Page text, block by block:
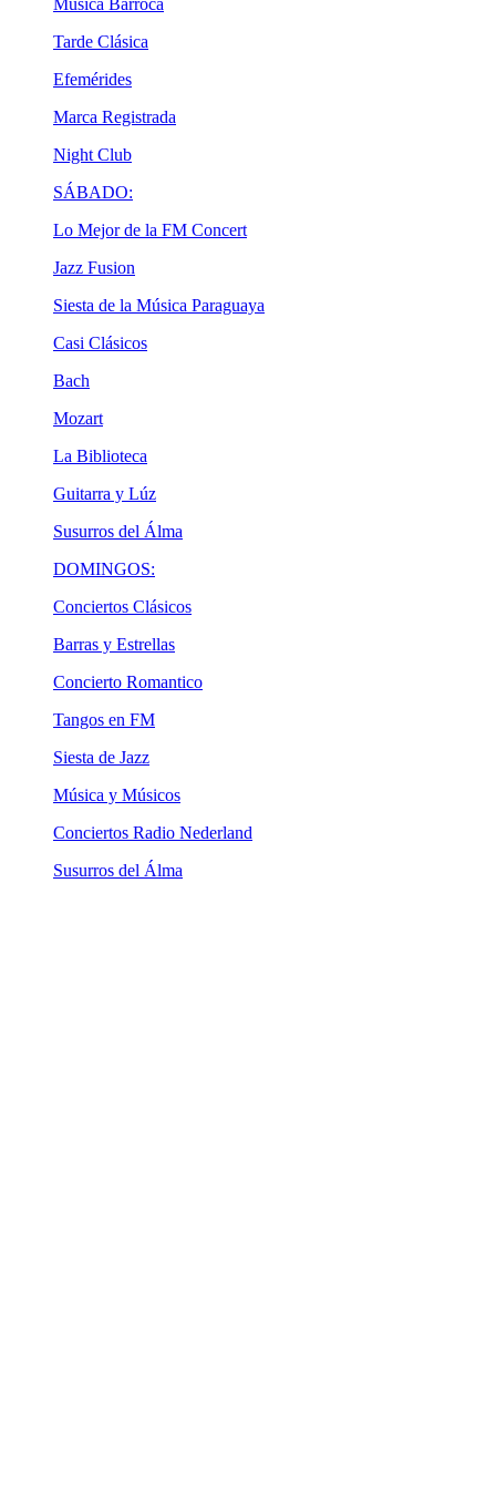
Música Barroca
Tarde Clásica
Efemérides
Marca Registrada
Night Club
SÁBADO:
Lo Mejor de la FM Concert
Jazz Fusion
Siesta de la Música Paraguaya
Casi Clásicos
Bach
Mozart
La Biblioteca
Guitarra y Lúz
Susurros del Álma
DOMINGOS:
Conciertos Clásicos
Barras y Estrellas
Concierto Romantico
Tangos en FM
Siesta de Jazz
Música y Músicos
Conciertos Radio Nederland
Susurros del Álma